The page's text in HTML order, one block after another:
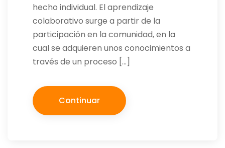
hecho individual. El aprendizaje
colaborativo surge a partir de la
participación en la comunidad, en la
cual se adquieren unos conocimientos a
través de un proceso […]
Continuar